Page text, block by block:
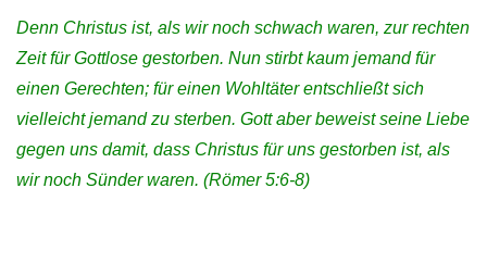
Denn Christus ist, als wir noch schwach waren, zur rechten
Zeit für Gottlose gestorben. Nun stirbt kaum jemand für
einen Gerechten; für einen Wohltäter entschließt sich
vielleicht jemand zu sterben. Gott aber beweist seine Liebe
gegen uns damit, dass Christus für uns gestorben ist, als
wir noch Sünder waren. (Römer 5:6-8)